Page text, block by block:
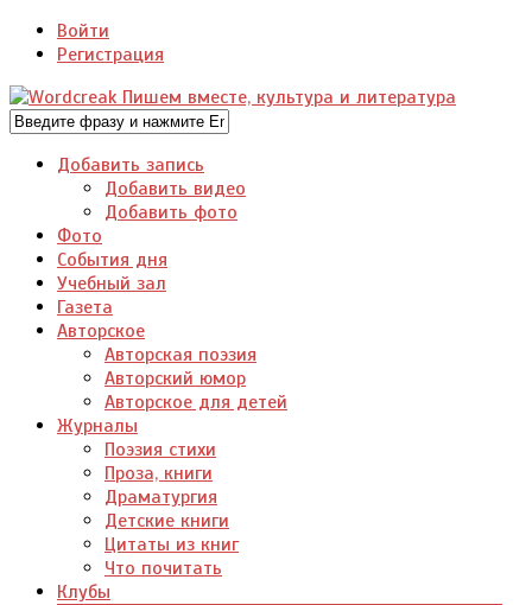
Войти
Регистрация
Добавить запись
Добавить видео
Добавить фото
Фото
События дня
Учебный зал
Газета
Авторское
Авторская поэзия
Авторский юмор
Авторское для детей
Журналы
Поэзия стихи
Проза, книги
Драматургия
Детские книги
Цитаты из книг
Что почитать
Клубы